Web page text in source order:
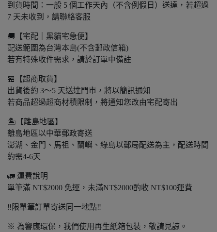
到貨時間：一般 5 個工作天內（不含例假日）送達，若超過
7 天未收到，請聯絡客服
🚚【宅配｜黑貓宅急便】
配送範圍為台灣本島(不含郵政信箱)
若有特殊收件需求，請於訂單中備註
🏪【超商取貨】
出貨後約 3～5 天送達門市，將以簡訊通知
若商品超過超商材積限制，將通知您改由宅配寄出
🏝️【離島地區】
離島地區以中華郵政寄送
澎湖、金門、馬祖、蘭嶼、綠島以郵局配送為主，配送時間
約需4-6天
🚛 運費說明
單筆滿 NT$2000 免運，未滿NT$2000酌收 NT$100運費
‼️限單筆訂單寄送同一地點‼️
※ 為響應環保，我們使用再生紙箱包裝，敬請見諒。